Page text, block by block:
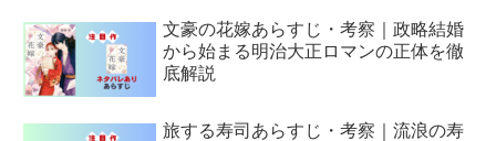
文豪の花嫁あらすじ・考察｜政略結婚
から始まる明治大正ロマンの正体を徹
底解説
旅する寿司あらすじ・考察｜流浪の寿